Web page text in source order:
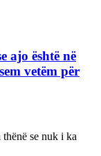
ajo është në
vetëm për
se nuk i ka